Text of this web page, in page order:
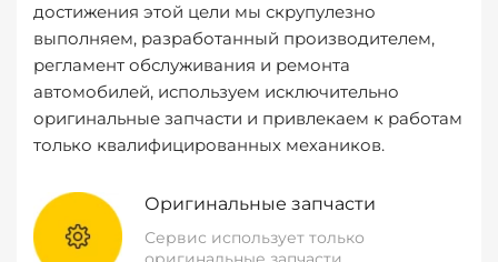
достижения этой цели мы скрупулезно
выполняем, разработанный производителем,
регламент обслуживания и ремонта
автомобилей, используем исключительно
оригинальные запчасти и привлекаем к работам
только квалифицированных механиков.
Оригинальные запчасти
Сервис использует только